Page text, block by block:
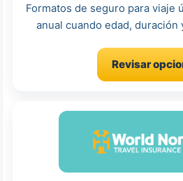
Formatos de seguro para viaje
anual cuando edad, duración
Revisar